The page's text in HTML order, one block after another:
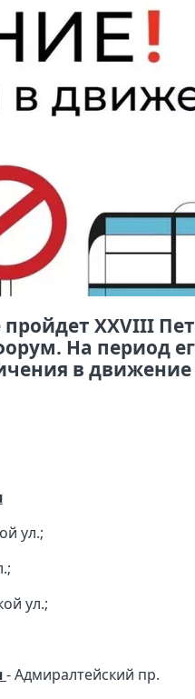
XXVIII
На период
в движение
ул.;
ул.;
- Адмиралтейский пр.